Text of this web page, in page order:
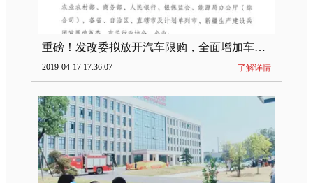
重磅！发改委拟放开汽车限购，全面增加车牌指标
2019-04-17 17:36:07 了解详情